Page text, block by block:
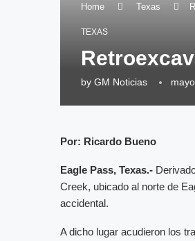
Home Texas
TEXAS
by GM Noticias
Por: Ricardo Bueno
Eagle Pass, Texas.-
Creek, ubicado al norte de
accidental.
A dicho lugar acudieron los